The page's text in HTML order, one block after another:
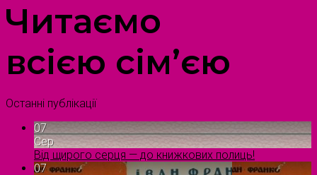
Читаємо
всією сім’єю
Останні публікації
07
Сер
Від щирого серця — до книжкових полиць!
07